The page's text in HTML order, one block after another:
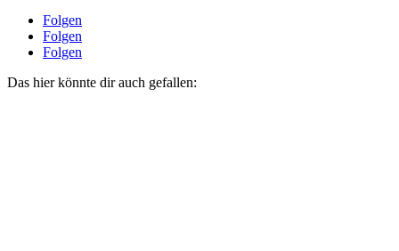
Folgen
Folgen
Folgen
Das hier könnte dir auch gefallen: